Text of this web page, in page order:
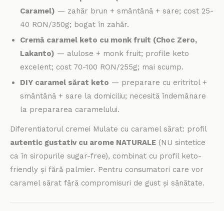
Caramel) — zahăr brun + smântână + sare; cost 25-
40 RON/350g; bogat în zahăr.
Cremă caramel keto cu monk fruit (Choc Zero,
Lakanto) — alulose + monk fruit; profile keto
excelent; cost 70-100 RON/255g; mai scump.
DIY caramel sărat keto — preparare cu eritritol +
smântână + sare la domiciliu; necesită îndemânare
la prepararea caramelului.
Diferentiatorul cremei Mulate cu caramel sărat: profil
autentic gustativ cu arome NATURALE (NU sintetice
ca în siropurile sugar-free), combinat cu profil keto-
friendly și fără palmier. Pentru consumatori care vor
caramel sărat fără compromisuri de gust și sănătate.